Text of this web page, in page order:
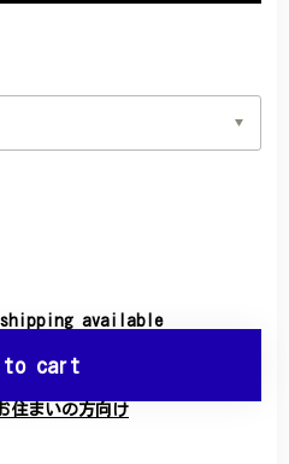
available
to cart
住まいの方向け